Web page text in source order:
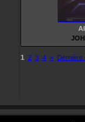
1 2 3 4 » Dernière